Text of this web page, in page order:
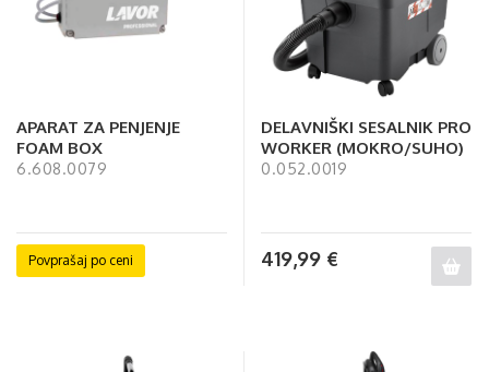
APARAT ZA PENJENJE
FOAM BOX
6.608.0079
Povprašaj po ceni
DELAVNIŠKI SESALNIK PRO
WORKER (MOKRO/SUHO)
0.052.0019
419,99 €